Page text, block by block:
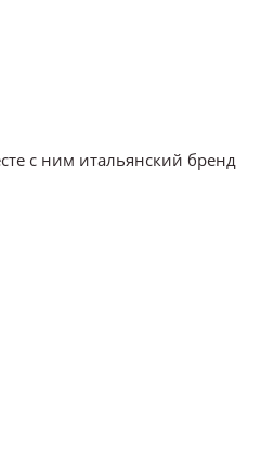
с ним итальянский бренд